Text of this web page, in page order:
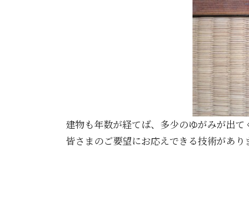
建物も年数が経てば、多少のゆがみが出
皆さまのご要望にお応えできる技術があり